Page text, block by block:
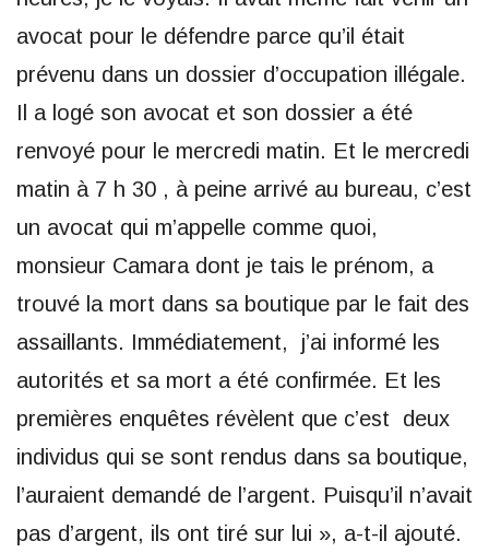
avocat pour le défendre parce qu’il était
prévenu dans un dossier d’occupation illégale.
Il a logé son avocat et son dossier a été
renvoyé pour le mercredi matin. Et le mercredi
matin à 7 h 30 , à peine arrivé au bureau, c’est
un avocat qui m’appelle comme quoi,
monsieur Camara dont je tais le prénom, a
trouvé la mort dans sa boutique par le fait des
assaillants. Immédiatement, j’ai informé les
autorités et sa mort a été confirmée. Et les
premières enquêtes révèlent que c’est deux
individus qui se sont rendus dans sa boutique,
l’auraient demandé de l’argent. Puisqu’il n’avait
pas d’argent, ils ont tiré sur lui », a-t-il ajouté.